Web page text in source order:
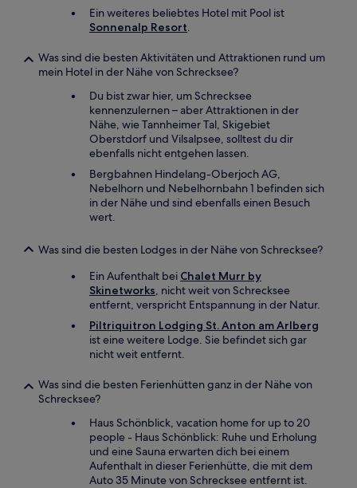
Ein weiteres beliebtes Hotel mit Pool ist
Sonnenalp Resort.
Was sind die besten Aktivitäten und Attraktionen rund um
mein Hotel in der Nähe von Schrecksee?
Du bist zwar hier, um Schrecksee
kennenzulernen – aber Attraktionen in der
Nähe, wie Tannheimer Tal, Skigebiet
Oberstdorf und Vilsalpsee, solltest du dir
ebenfalls nicht entgehen lassen.
Bergbahnen Hindelang-Oberjoch AG,
Nebelhorn und Nebelhornbahn 1 befinden sich
in der Nähe und sind ebenfalls einen Besuch
wert.
Was sind die besten Lodges in der Nähe von Schrecksee?
Ein Aufenthalt bei Chalet Murr by
Skinetworks, nicht weit von Schrecksee
entfernt, verspricht Entspannung in der Natur.
Piltriquitron Lodging St. Anton am Arlberg
ist eine weitere Lodge. Sie befindet sich gar
nicht weit entfernt.
Was sind die besten Ferienhütten ganz in der Nähe von
Schrecksee?
Haus Schönblick, vacation home for up to 20
people - Haus Schönblick: Ruhe und Erholung
und eine Sauna erwarten dich bei einem
Aufenthalt in dieser Ferienhütte, die mit dem
Auto 35 Minute von Schrecksee entfernt ist.